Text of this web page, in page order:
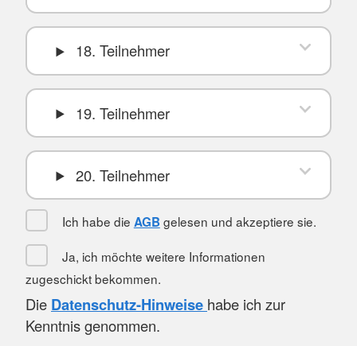
18. Teilnehmer
19. Teilnehmer
20. Teilnehmer
Ich habe die AGB gelesen und akzeptiere sie.
Ja, ich möchte weitere Informationen
zugeschickt bekommen.
Die Datenschutz-Hinweise habe ich zur
Kenntnis genommen.